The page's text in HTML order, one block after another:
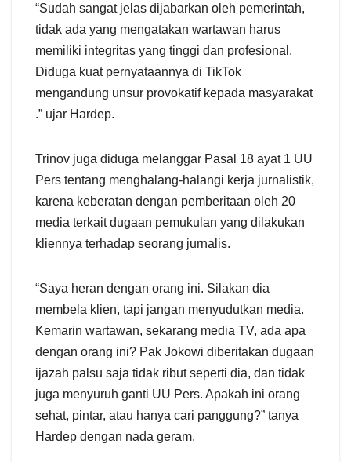
“Sudah sangat jelas dijabarkan oleh pemerintah,
tidak ada yang mengatakan wartawan harus
memiliki integritas yang tinggi dan profesional.
Diduga kuat pernyataannya di TikTok
mengandung unsur provokatif kepada masyarakat
.” ujar Hardep.
Trinov juga diduga melanggar Pasal 18 ayat 1 UU
Pers tentang menghalang-halangi kerja jurnalistik,
karena keberatan dengan pemberitaan oleh 20
media terkait dugaan pemukulan yang dilakukan
kliennya terhadap seorang jurnalis.
“Saya heran dengan orang ini. Silakan dia
membela klien, tapi jangan menyudutkan media.
Kemarin wartawan, sekarang media TV, ada apa
dengan orang ini? Pak Jokowi diberitakan dugaan
ijazah palsu saja tidak ribut seperti dia, dan tidak
juga menyuruh ganti UU Pers. Apakah ini orang
sehat, pintar, atau hanya cari panggung?” tanya
Hardep dengan nada geram.